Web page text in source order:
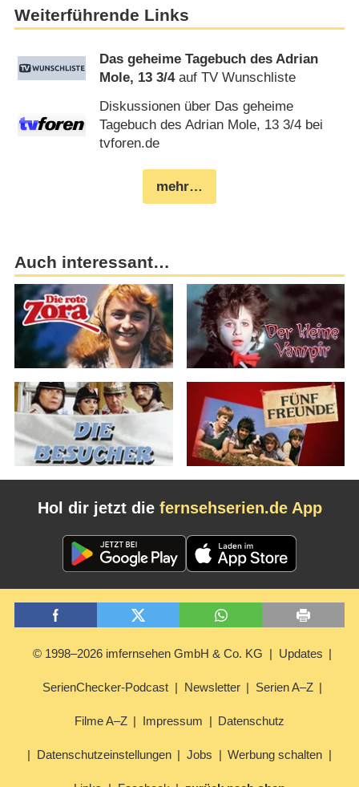
Weiterführende Links
Das geheime Tagebuch des Adrian
Mole, 13 3/​4auf TV Wunschliste
Diskussionen über Das geheime
Tagebuch des Adrian Mole, 13 3/​4 bei
tvforen.de
mehr…
Auch interessant…
Hol dir jetzt die fernsehserien.de App
© 1998–2026 imfernsehen GmbH & Co. KG Updates
SerienChecker-Podcast Newsletter Serien A–Z
Filme A–Z Impressum Datenschutz
Datenschutzeinstellungen Jobs Werbung schalten